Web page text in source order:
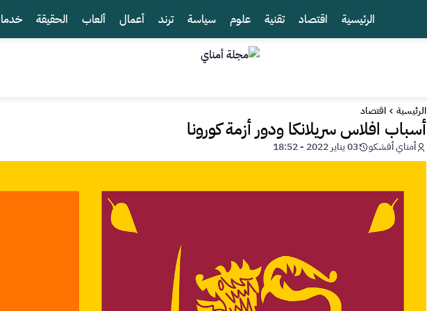
الرئيسية اقتصاد تقنية علوم سياسة ترند أعمال ألعاب الحقيقة
الرئيسية اقتصاد
أسباب افلاس سريلانكا ودور أزمة كورونا
أمناي أفشكو 03 يناير 2022 - 18:52